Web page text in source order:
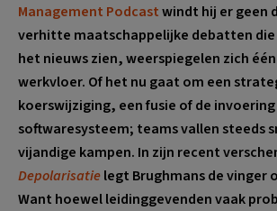
Management Podcastwindt hij er geen
verhitte maatschappelijke debatten die
het nieuws zien, weerspiegelen zich
werkvloer. Of het nu gaat om een
koerswijziging, een fusie of de
softwaresysteem; teams vallen steeds
vijandige kampen. In zijn recent
Depolarisatielegt Brughmans de vinger
Want hoewel leidinggevenden vaak